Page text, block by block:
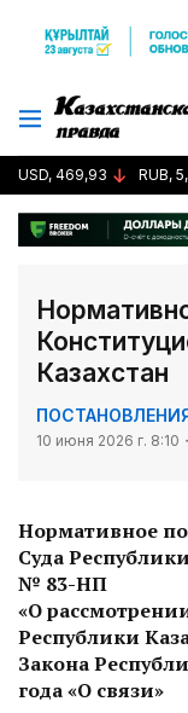
USD, 469,93 RUB,
Казахстан
10 июня 2026 г. 8:10
Нормативное
Суда
№ 83-НП
«О
Республики
Закона
года «О связи»